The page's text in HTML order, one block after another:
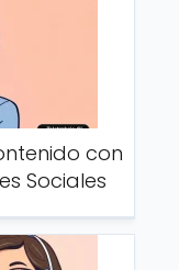
con
Sociales